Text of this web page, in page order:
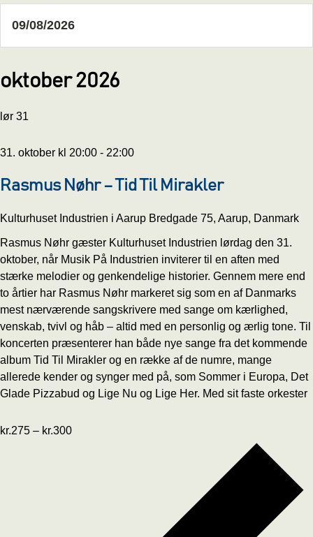
oktober 2026
lør 31
31. oktober kl 20:00 - 22:00
Rasmus Nøhr – Tid Til Mirakler
Kulturhuset Industrien i Aarup Bredgade 75, Aarup, Danmark
Rasmus Nøhr gæster Kulturhuset Industrien lørdag den 31.
oktober, når Musik På Industrien inviterer til en aften med
stærke melodier og genkendelige historier. Gennem mere end
to årtier har Rasmus Nøhr markeret sig som en af Danmarks
mest nærværende sangskrivere med sange om kærlighed,
venskab, tvivl og håb – altid med en personlig og ærlig tone. Til
koncerten præsenterer han både nye sange fra det kommende
album Tid Til Mirakler og en række af de numre, mange
allerede kender og synger med på, som Sommer i Europa, Det
Glade Pizzabud og Lige Nu og Lige Her. Med sit faste orkester
kr.275 – kr.300